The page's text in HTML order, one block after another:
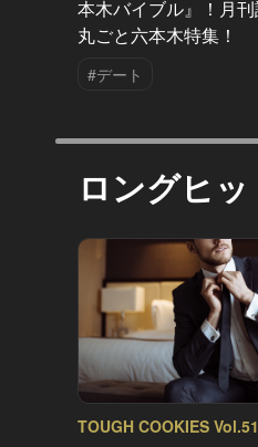
本木バイブル』！月
丸ごと六本木特集！
#デート
ロングヒ
TOUGH COOKIES Vol.51